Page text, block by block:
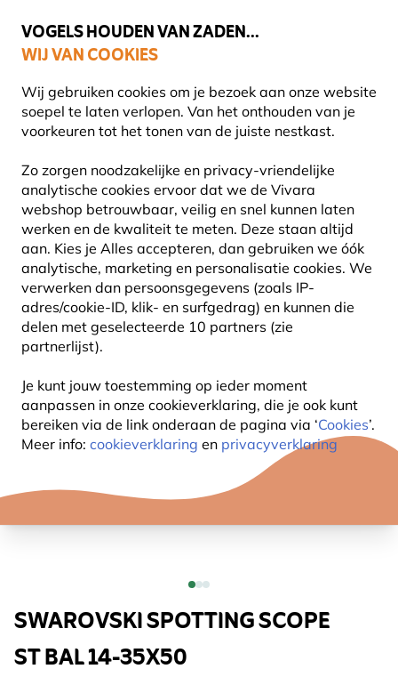
VOGELS HOUDEN VAN ZADEN...
WIJ VAN COOKIES
Wij gebruiken cookies om je bezoek aan onze website
soepel te laten verlopen. Van het onthouden van je
voorkeuren tot het tonen van de juiste nestkast.
Zo zorgen noodzakelijke en privacy-vriendelijke
analytische cookies ervoor dat we de Vivara
webshop betrouwbaar, veilig en snel kunnen laten
werken en de kwaliteit te meten. Deze staan altijd
aan. Kies je Alles accepteren, dan gebruiken we óók
analytische, marketing en personalisatie cookies. We
verwerken dan persoonsgegevens (zoals IP-
adres/cookie-ID, klik- en surfgedrag) en kunnen die
delen met geselecteerde 10 partners (zie
partnerlijst).
Je kunt jouw toestemming op ieder moment
aanpassen in onze cookieverklaring, die je ook kunt
bereiken via de link onderaan de pagina via ‘Cookies’.
Meer info: cookieverklaring en privacyverklaring
Gratis thuisbezorgd bij orders vanaf €59
SWAROVSKI SPOTTING SCOPE
ST BAL 14-35X50